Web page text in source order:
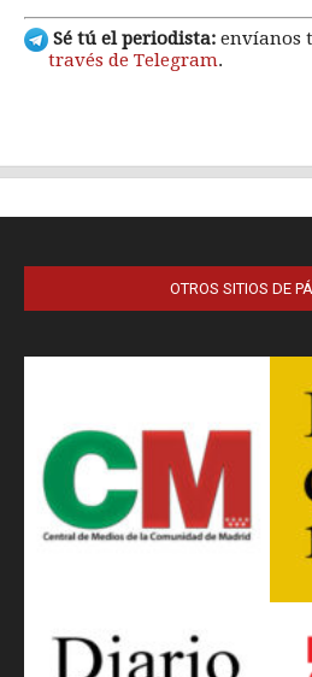
OTROS SITIOS DE